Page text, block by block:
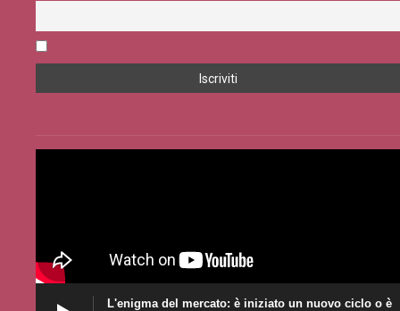
L'enigma del mercato: è iniziato un nuovo ciclo o è